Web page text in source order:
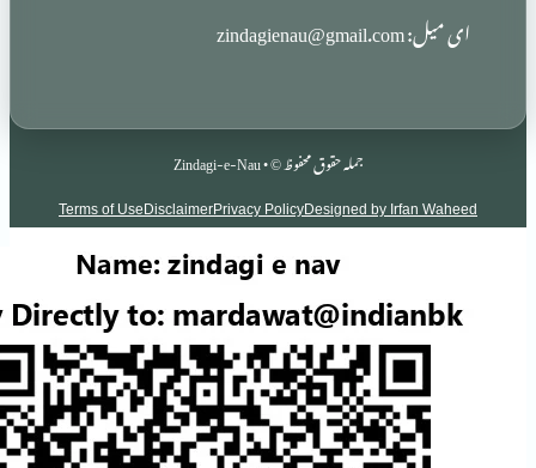
Designed by
Privacy Policy
Disclaimer
Terms of Use